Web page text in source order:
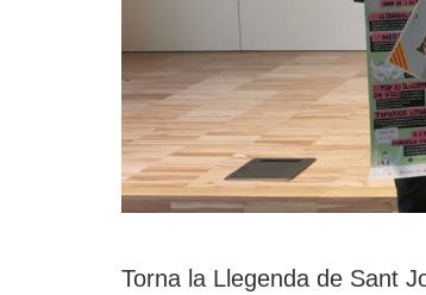
Torna la Llegenda de Sant